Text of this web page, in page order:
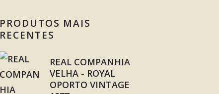
PRODUTOS MAIS
RECENTES
REAL COMPANHIA
VELHA - ROYAL
OPORTO VINTAGE